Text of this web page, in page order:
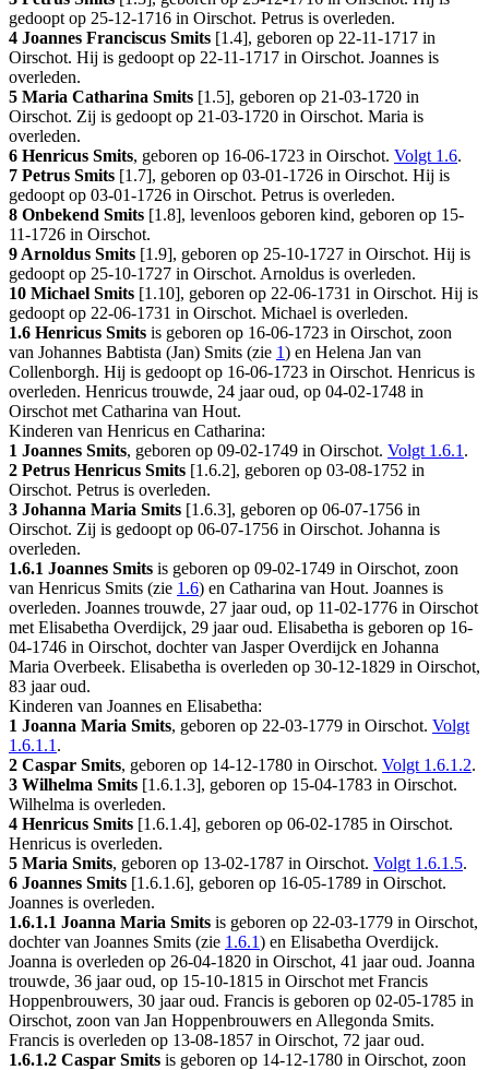
gedoopt op 25-12-1716 in Oirschot. Petrus is overleden.
4 Joannes Franciscus Smits [1.4], geboren op 22-11-1717 in
Oirschot. Hij is gedoopt op 22-11-1717 in Oirschot. Joannes is
overleden.
5 Maria Catharina Smits [1.5], geboren op 21-03-1720 in
Oirschot. Zij is gedoopt op 21-03-1720 in Oirschot. Maria is
overleden.
6 Henricus Smits, geboren op 16-06-1723 in Oirschot. Volgt 1.6.
7 Petrus Smits [1.7], geboren op 03-01-1726 in Oirschot. Hij is
gedoopt op 03-01-1726 in Oirschot. Petrus is overleden.
8 Onbekend Smits [1.8], levenloos geboren kind, geboren op 15-
11-1726 in Oirschot.
9 Arnoldus Smits [1.9], geboren op 25-10-1727 in Oirschot. Hij is
gedoopt op 25-10-1727 in Oirschot. Arnoldus is overleden.
10 Michael Smits [1.10], geboren op 22-06-1731 in Oirschot. Hij is
gedoopt op 22-06-1731 in Oirschot. Michael is overleden.
1.6 Henricus Smits is geboren op 16-06-1723 in Oirschot, zoon
van Johannes Babtista (Jan) Smits (zie 1) en Helena Jan van
Collenborgh. Hij is gedoopt op 16-06-1723 in Oirschot. Henricus is
overleden. Henricus trouwde, 24 jaar oud, op 04-02-1748 in
Oirschot met Catharina van Hout.
Kinderen van Henricus en Catharina:
1 Joannes Smits, geboren op 09-02-1749 in Oirschot. Volgt 1.6.1 .
2 Petrus Henricus Smits [1.6.2], geboren op 03-08-1752 in
Oirschot. Petrus is overleden.
3 Johanna Maria Smits [1.6.3], geboren op 06-07-1756 in
Oirschot. Zij is gedoopt op 06-07-1756 in Oirschot. Johanna is
overleden.
1.6.1 Joannes Smits is geboren op 09-02-1749 in Oirschot, zoon
van Henricus Smits (zie 1.6) en Catharina van Hout. Joannes is
overleden. Joannes trouwde, 27 jaar oud, op 11-02-1776 in Oirschot
met Elisabetha Overdijck, 29 jaar oud. Elisabetha is geboren op 16-
04-1746 in Oirschot, dochter van Jasper Overdijck en Johanna
Maria Overbeek. Elisabetha is overleden op 30-12-1829 in Oirschot,
83 jaar oud.
Kinderen van Joannes en Elisabetha:
1 Joanna Maria Smits, geboren op 22-03-1779 in Oirschot. Volgt
1.6.1.1 .
2 Caspar Smits, geboren op 14-12-1780 in Oirschot. Volgt 1.6.1.2.
3 Wilhelma Smits [1.6.1.3], geboren op 15-04-1783 in Oirschot.
Wilhelma is overleden.
4 Henricus Smits [1.6.1.4], geboren op 06-02-1785 in Oirschot.
Henricus is overleden.
5 Maria Smits, geboren op 13-02-1787 in Oirschot. Volgt 1.6.1.5.
6 Joannes Smits [1.6.1.6], geboren op 16-05-1789 in Oirschot.
Joannes is overleden.
1.6.1.1 Joanna Maria Smits is geboren op 22-03-1779 in Oirschot,
dochter van Joannes Smits (zie 1.6.1) en Elisabetha Overdijck.
Joanna is overleden op 26-04-1820 in Oirschot, 41 jaar oud. Joanna
trouwde, 36 jaar oud, op 15-10-1815 in Oirschot met Francis
Hoppenbrouwers, 30 jaar oud. Francis is geboren op 02-05-1785 in
Oirschot, zoon van Jan Hoppenbrouwers en Allegonda Smits.
Francis is overleden op 13-08-1857 in Oirschot, 72 jaar oud.
1.6.1.2 Caspar Smits is geboren op 14-12-1780 in Oirschot, zoon